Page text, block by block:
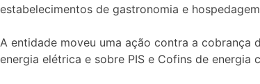
estabelecimentos de gastronomia e
A entidade moveu uma ação contra a cobrança
energia elétrica e sobre PIS e Cofins de energia